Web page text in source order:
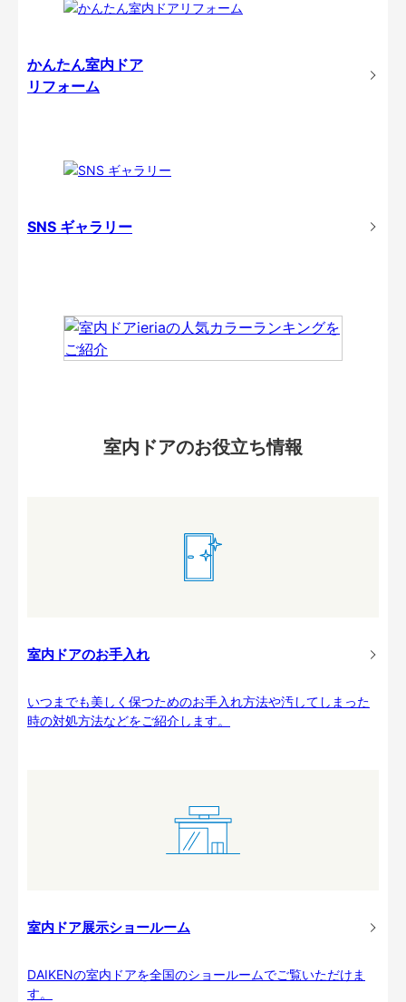
かんたん室内ドア
リフォーム
SNS ギャラリー
室内ドアのお役立ち情報
室内ドアのお手入れ
いつまでも美しく保つためのお手入れ方法や汚してしまった
時の対処方法などをご紹介します。
室内ドア展示ショールーム
DAIKENの室内ドアを全国のショールームでご覧いただけま
す。